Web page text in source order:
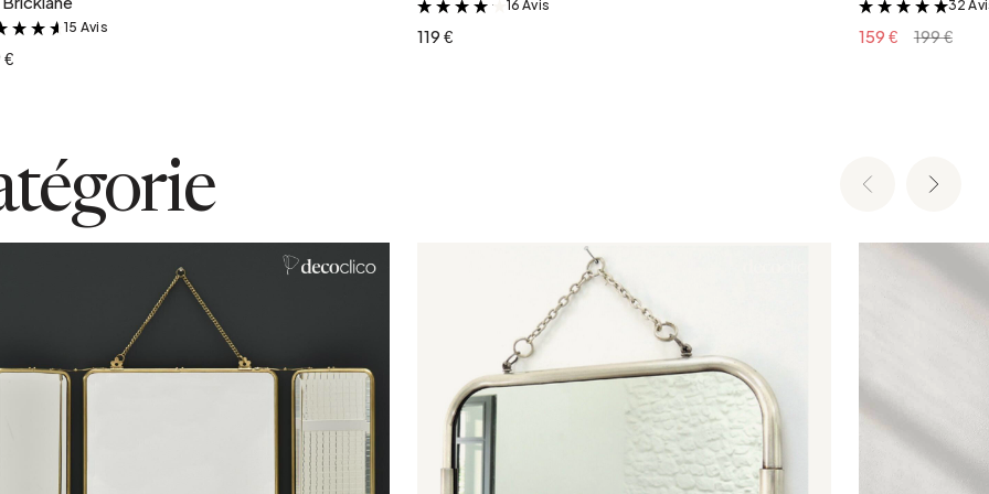
&
15 Avis
€
&
16 Avis
119 €
&
32
159 € 199 €